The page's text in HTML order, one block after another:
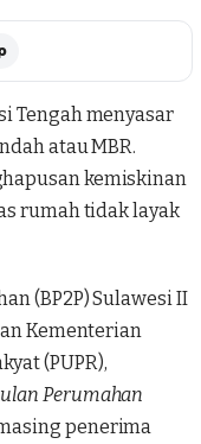
Tengah menyasar
atau MBR.
kemiskinan
rumah tidak layak
(BP2P) Sulawesi II
Kementerian
(PUPR),
Perumahan
penerima